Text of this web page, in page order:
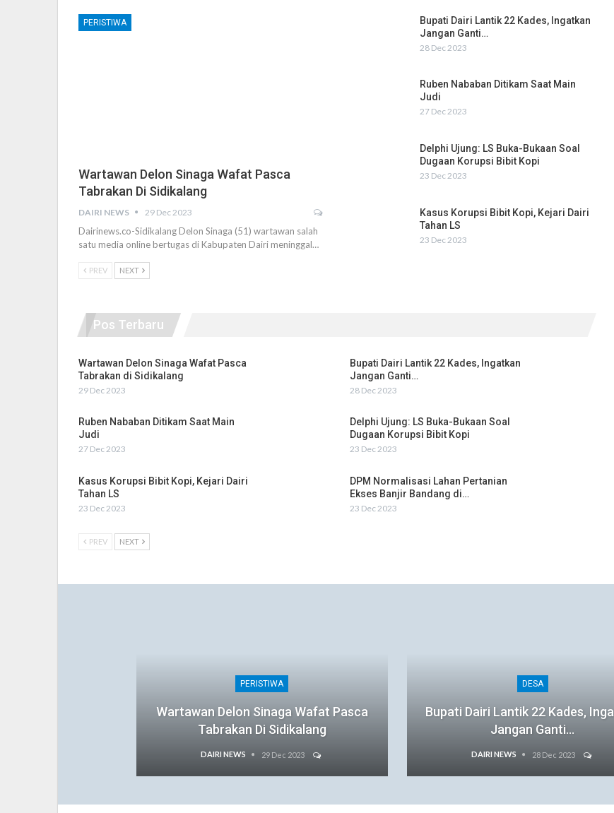
PERISTIWA
Wartawan Delon Sinaga Wafat Pasca
Tabrakan Di Sidikalang
DAIRI NEWS 29 Dec 2023
Dairinews.co-Sidikalang Delon Sinaga (51) wartawan salah
satu media online bertugas di Kabupaten Dairi meninggal…
Bupati Dairi Lantik 22 Kades, Ingatkan
Jangan Ganti…
28 Dec 2023
Ruben Nababan Ditikam Saat Main
Judi
27 Dec 2023
Delphi Ujung: LS Buka-Bukaan Soal
Dugaan Korupsi Bibit Kopi
23 Dec 2023
Kasus Korupsi Bibit Kopi, Kejari Dairi
Tahan LS
23 Dec 2023
PREV NEXT
Pos Terbaru
Wartawan Delon Sinaga Wafat Pasca
Tabrakan di Sidikalang
29 Dec 2023
Bupati Dairi Lantik 22 Kades, Ingatkan
Jangan Ganti…
28 Dec 2023
Ruben Nababan Ditikam Saat Main
Judi
27 Dec 2023
Delphi Ujung: LS Buka-Bukaan Soal
Dugaan Korupsi Bibit Kopi
23 Dec 2023
Kasus Korupsi Bibit Kopi, Kejari Dairi
Tahan LS
23 Dec 2023
DPM Normalisasi Lahan Pertanian
Ekses Banjir Bandang di…
23 Dec 2023
PREV NEXT
PERISTIWA
Wartawan Delon Sinaga Wafat Pasca
Tabrakan Di Sidikalang
DAIRI NEWS 29 Dec 2023
DESA
Bupati Dairi Lantik 22 Kades,
Jangan Ganti…
DAIRI NEWS 28 Dec 2023